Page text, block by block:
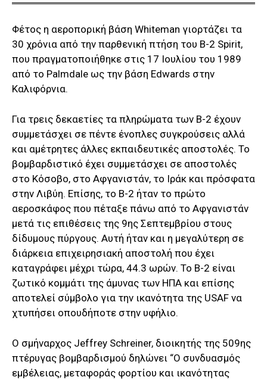
Φέτος η αεροπορική βάση Whiteman γιορτάζει τα
30 χρόνια από την παρθενική πτήση του B-2 Spirit,
που πραγματοποιήθηκε στις 17 Ιουλίου του 1989
από το Palmdale ως την βάση Edwards στην
Καλιφόρνια.
Για τρεις δεκαετίες τα πληρώματα των B-2 έχουν
συμμετάσχει σε πέντε ένοπλες συγκρούσεις αλλά
και αμέτρητες άλλες εκπαιδευτικές αποστολές. Το
βομβαρδιστικό έχει συμμετάσχει σε αποστολές
στο Κόσοβο, στο Αφγανιστάν, το Ιράκ και πρόσφατα
στην Λιβύη. Επίσης, το Β-2 ήταν το πρώτο
αεροσκάφος που πέταξε πάνω από το Αφγανιστάν
μετά τις επιθέσεις της 9ης Σεπτεμβρίου στους
δίδυμους πύργους. Αυτή ήταν και η μεγαλύτερη σε
διάρκεια επιχειρησιακή αποστολή που έχει
καταγράφει μέχρι τώρα, 44.3 ωρών. Το B-2 είναι
ζωτικό κομμάτι της άμυνας των ΗΠΑ και επίσης
αποτελεί σύμβολο για την ικανότητα της USAF να
χτυπήσει οπουδήποτε στην υφήλιο.
Ο σμήναρχος Jeffrey Schreiner, διοικητής της 509ης
πτέρυγας βομβαρδισμού δηλώνει “Ο συνδυασμός
εμβέλειας, μεταφοράς φορτίου και ικανότητας